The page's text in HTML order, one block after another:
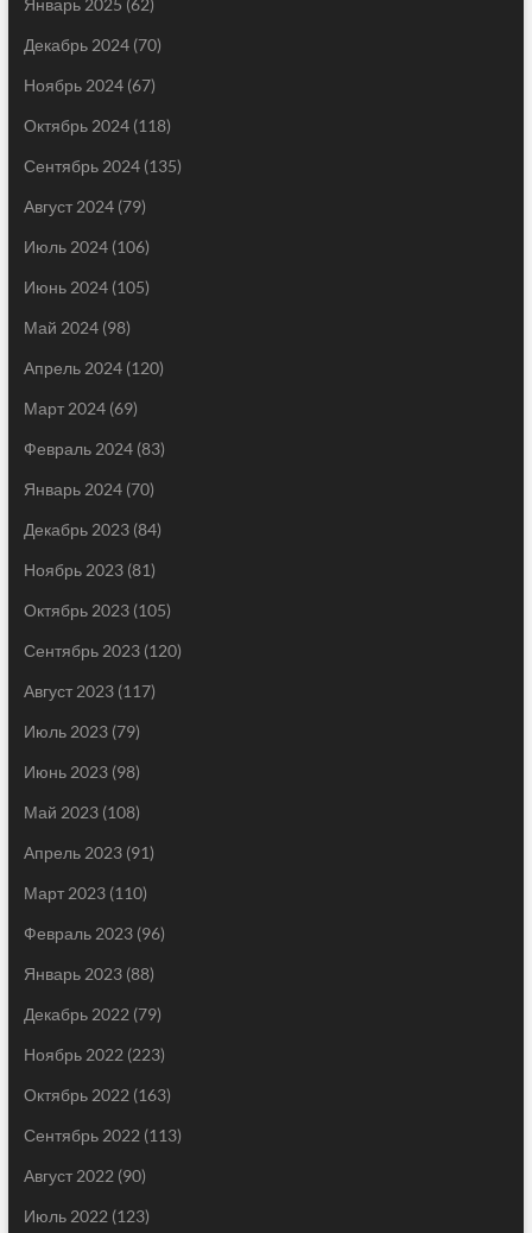
Январь 2025 (62)
Декабрь 2024(70)
Ноябрь 2024(67)
Октябрь 2024(118)
Сентябрь 2024(135)
Август 2024(79)
Июль 2024(106)
Июнь 2024(105)
Май 2024(98)
Апрель 2024(120)
Март 2024(69)
Февраль 2024(83)
Январь 2024(70)
Декабрь 2023(84)
Ноябрь 2023(81)
Октябрь 2023(105)
Сентябрь 2023(120)
Август 2023(117)
Июль 2023(79)
Июнь 2023(98)
Май 2023(108)
Апрель 2023(91)
Март 2023(110)
Февраль 2023(96)
Январь 2023(88)
Декабрь 2022 (79)
Ноябрь 2022 (223)
Октябрь 2022 (163)
Сентябрь 2022 (113)
Август 2022 (90)
Июль 2022 (123)